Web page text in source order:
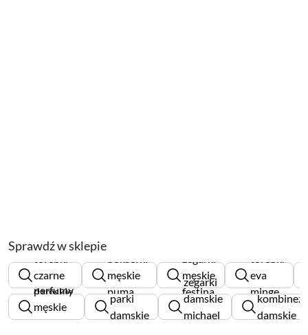
Sprawdź w sklepie
czarne
damskie
męskie
puma
męskie
festina
eva
minge
perfumy
męskie
burberry
parki
damskie
zegarki
damskie
michael
damskie